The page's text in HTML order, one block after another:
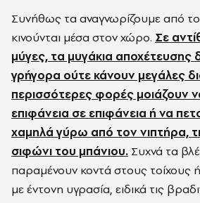
Συνήθως τα αναγνωρίζουμε από
κινούνται μέσα στον χώρο. Σε
μύγες, τα μυγάκια αποχέτευσης
γρήγορα ούτε κάνουν μεγάλες
περισσότερες φορές μοιάζουν
επιφάνεια σε επιφάνεια ή να
χαμηλά γύρω από τον νιπτήρα,
σιφώνι του μπάνιου. Συχνά τα
παραμένουν κοντά στους τοίχους
με έντονη υγρασία, ειδικά τις